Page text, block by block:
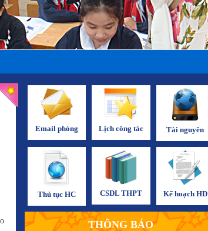
Email phòng Lịch công tác Tài nguyên
Thủ tục HC CSDL THPT Kế hoạch HD
THÔNG BÁO